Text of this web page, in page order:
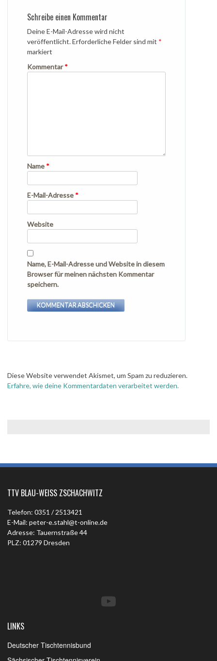
Schreibe einen Kommentar
Deine E-Mail-Adresse wird nicht
veröffentlicht.Erforderliche Felder sind mit *
markiert
Kommentar*
Name *
E-Mail-Adresse *
Website
Name, E-Mail-Adresse und Website in diesem
Browser für meinen nächsten Kommentar
speichern.
Diese Website verwendet Akismet, um Spam zu reduzieren.
Erfahre, wie deine Kommentardaten verarbeitet werden.
TTV BLAU-WEISS ZSCHACHWITZ
Telefon: 0351 / 2513421
E-Mail: peter-e.stahl@t-online.de
Adresse: Tauernstraße 44
PLZ: 01279 Dresden
YouTube
LINKS
Deutscher Tischtennisbund